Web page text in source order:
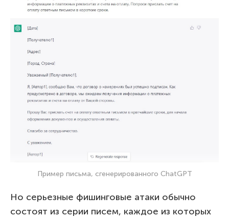
Пример письма, сгенерированного ChatGPT
Но серьезные фишинговые атаки обычно
состоят из серии писем, каждое из которых